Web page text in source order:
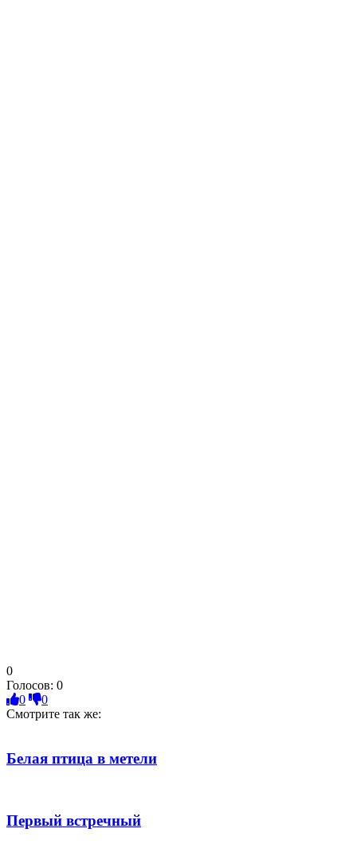
0
Голосов: 0
0
0
Смотрите так же:
Белая птица в метели
Первый встречный